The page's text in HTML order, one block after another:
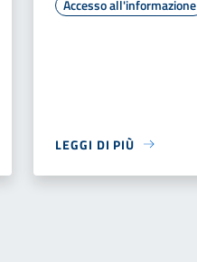
Accesso all'informazione
LEGGI DI PIÙ